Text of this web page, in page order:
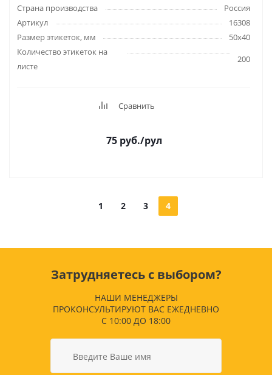
Страна производства
Россия
Артикул
16308
Размер этикеток, мм
50х40
Количество этикеток на
листе
200
Сравнить
75руб./рул
1 2 3 4
Затрудняетесь с выбором?
НАШИ МЕНЕДЖЕРЫ
ПРОКОНСУЛЬТИРУЮТ ВАС ЕЖЕДНЕВНО
С 10:00 ДО 18:00